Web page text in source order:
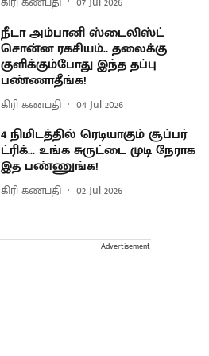
நீடா அம்பானி ஸ்டைலிஸ்ட்
சொன்ன ரகசியம்.. தலைக்கு
குளிக்கும்போது இந்த தப்பு
பண்ணாதீங்க!
கிரி கணபதி 04 Jul 2026
4 நிமிடத்தில் ரெடியாகும் சூப்பர்
ட்ரிக்... உங்க சுருட்டை முடி நேராக
இத பண்ணுங்க!
கிரி கணபதி 02 Jul 2026
Advertisement